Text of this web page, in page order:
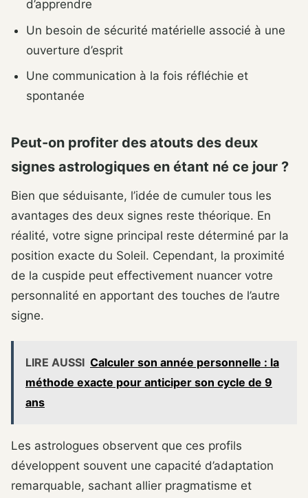
d’apprendre
Un besoin de sécurité matérielle associé à une
ouverture d’esprit
Une communication à la fois réfléchie et
spontanée
Peut-on profiter des atouts des deux
signes astrologiques en étant né ce jour ?
Bien que séduisante, l’idée de cumuler tous les
avantages des deux signes reste théorique. En
réalité, votre signe principal reste déterminé par la
position exacte du Soleil. Cependant, la proximité
de la cuspide peut effectivement nuancer votre
personnalité en apportant des touches de l’autre
signe.
LIRE AUSSI Calculer son année personnelle : la
méthode exacte pour anticiper son cycle de 9
ans
Les astrologues observent que ces profils
développent souvent une capacité d’adaptation
remarquable, sachant allier pragmatisme et